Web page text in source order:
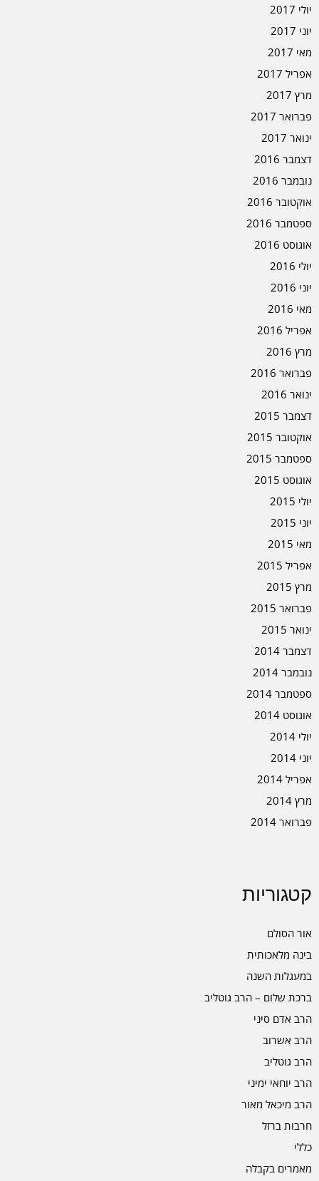
יולי 2017
יוני 2017
מאי 2017
אפריל 2017
מרץ 2017
פברואר 2017
ינואר 2017
דצמבר 2016
נובמבר 2016
אוקטובר 2016
ספטמבר 2016
אוגוסט 2016
יולי 2016
יוני 2016
מאי 2016
אפריל 2016
מרץ 2016
פברואר 2016
ינואר 2016
דצמבר 2015
אוקטובר 2015
ספטמבר 2015
אוגוסט 2015
יולי 2015
יוני 2015
מאי 2015
אפריל 2015
מרץ 2015
פברואר 2015
ינואר 2015
דצמבר 2014
נובמבר 2014
ספטמבר 2014
אוגוסט 2014
יולי 2014
יוני 2014
אפריל 2014
מרץ 2014
פברואר 2014
קטגוריות
אור הסולם
בינה מלאכותית
במעגלות השנה
ברכת שלום – הרב גוטליב
הרב אדם סיני
הרב אשרוב
הרב גוטליב
הרב יוחאי ימיני
הרב מיכאל מאור
חרבות ברזל
כללי
מאמרים בקבלה